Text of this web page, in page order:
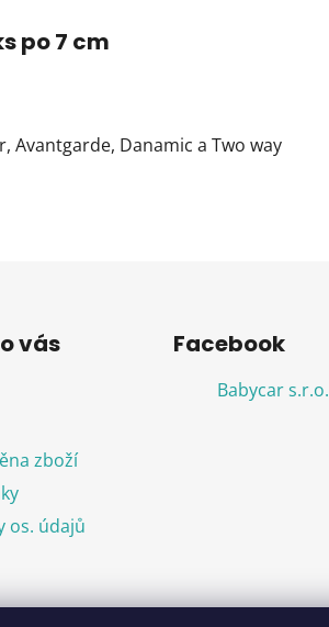
po 7 cm
Avantgarde, Danamic a Two way
vás
zboží
os. údajů
Facebook
Babycar s.r.o.